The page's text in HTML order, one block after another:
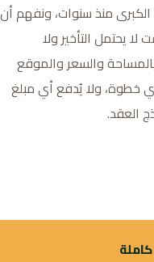
منذ سنوات، ونفهم أن
يحتمل التأخير ولا
والسعر والموقع
خطوة، ولا يُدفع أي مبلغ
العقد.